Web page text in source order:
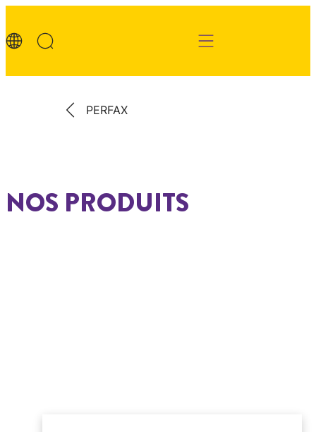
PERFAX
NOS PRODUITS